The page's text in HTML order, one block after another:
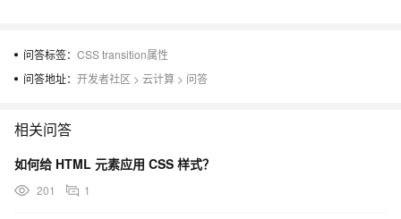
问答标签： CSS transition属性
问答地址： 开发者社区 > 云计算 > 问答
相关问答
如何给 HTML 元素应用 CSS 样式？
201 1